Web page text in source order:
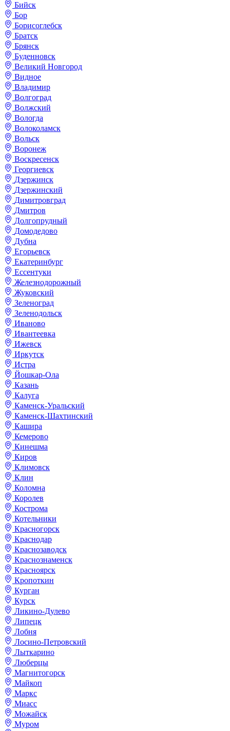
Бийск
Бор
Борисоглебск
Братск
Брянск
Буденновск
Великий Новгород
Видное
Владимир
Волгоград
Волжский
Вологда
Волоколамск
Вольск
Воронеж
Воскресенск
Георгиевск
Дзержинск
Дзержинский
Димитровград
Дмитров
Долгопрудный
Домодедово
Дубна
Егорьевск
Екатеринбург
Ессентуки
Железнодорожный
Жуковский
Зеленоград
Зеленодольск
Иваново
Ивантеевка
Ижевск
Иркутск
Истра
Йошкар-Ола
Казань
Калуга
Каменск-Уральский
Каменск-Шахтинский
Кашира
Кемерово
Кинешма
Киров
Климовск
Клин
Коломна
Королев
Кострома
Котельники
Красногорск
Краснодар
Краснозаводск
Краснознаменск
Красноярск
Кропоткин
Курган
Курск
Ликино-Дулево
Липецк
Лобня
Лосино-Петровский
Лыткарино
Люберцы
Магнитогорск
Майкоп
Маркс
Миасс
Можайск
Муром